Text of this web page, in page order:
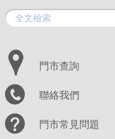
門市查詢
聯絡我們
門市常見問題